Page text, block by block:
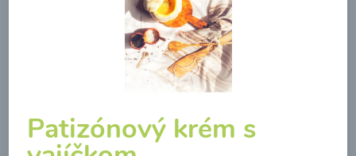
Brokolicová polievka so
Patizónový krém s